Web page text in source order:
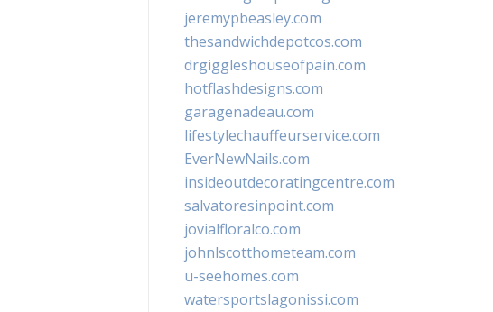
jeremypbeasley.com
thesandwichdepotcos.com
drgiggleshouseofpain.com
hotflashdesigns.com
garagenadeau.com
lifestylechauffeurservice.com
EverNewNails.com
insideoutdecoratingcentre.com
salvatoresinpoint.com
jovialfloralco.com
johnlscotthometeam.com
u-seehomes.com
watersportslagonissi.com